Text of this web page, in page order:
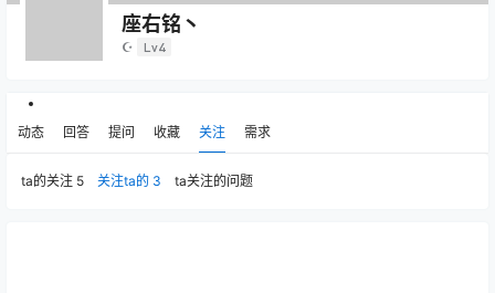
座右铭丶
☪ Lv4
动态 回答 提问 收藏 关注 需求
ta的关注 5 关注ta的 3 ta关注的问题